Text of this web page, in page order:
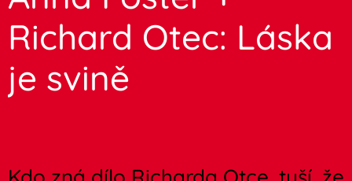
Richard Otec: Láska
je svině